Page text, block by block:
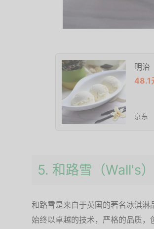
明治
48.1
京东
5. 和路雪（Wall's）
和路雪是来自于英国的著名冰淇
始终以卓越的技术，严格的品质